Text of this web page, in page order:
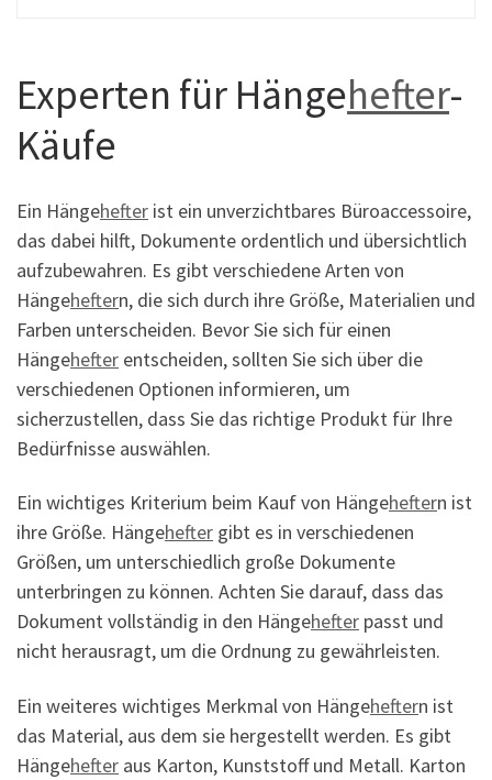
Experten für Hängehefter-
Käufe
Ein Hängehefter ist ein unverzichtbares Büroaccessoire,
das dabei hilft, Dokumente ordentlich und übersichtlich
aufzubewahren. Es gibt verschiedene Arten von
Hängeheftern, die sich durch ihre Größe, Materialien und
Farben unterscheiden. Bevor Sie sich für einen
Hängehefter entscheiden, sollten Sie sich über die
verschiedenen Optionen informieren, um
sicherzustellen, dass Sie das richtige Produkt für Ihre
Bedürfnisse auswählen.
Ein wichtiges Kriterium beim Kauf von Hängeheftern ist
ihre Größe. Hängehefter gibt es in verschiedenen
Größen, um unterschiedlich große Dokumente
unterbringen zu können. Achten Sie darauf, dass das
Dokument vollständig in den Hängehefter passt und
nicht herausragt, um die Ordnung zu gewährleisten.
Ein weiteres wichtiges Merkmal von Hängeheftern ist
das Material, aus dem sie hergestellt werden. Es gibt
Hängehefter aus Karton, Kunststoff und Metall. Karton